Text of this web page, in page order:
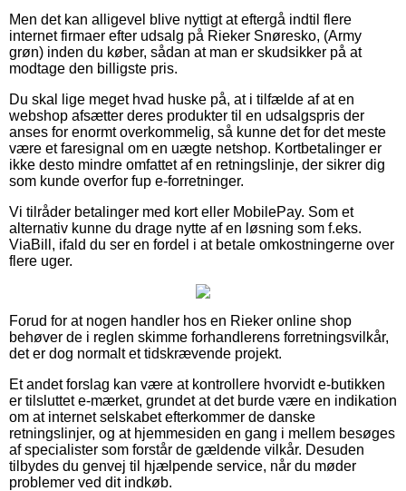
Men det kan alligevel blive nyttigt at eftergå indtil flere
internet firmaer efter udsalg på Rieker Snøresko, (Army
grøn) inden du køber, sådan at man er skudsikker på at
modtage den billigste pris.
Du skal lige meget hvad huske på, at i tilfælde af at en
webshop afsætter deres produkter til en udsalgspris der
anses for enormt overkommelig, så kunne det for det meste
være et faresignal om en uægte netshop. Kortbetalinger er
ikke desto mindre omfattet af en retningslinje, der sikrer dig
som kunde overfor fup e-forretninger.
Vi tilråder betalinger med kort eller MobilePay. Som et
alternativ kunne du drage nytte af en løsning som f.eks.
ViaBill, ifald du ser en fordel i at betale omkostningerne over
flere uger.
Forud for at nogen handler hos en Rieker online shop
behøver de i reglen skimme forhandlerens forretningsvilkår,
det er dog normalt et tidskrævende projekt.
Et andet forslag kan være at kontrollere hvorvidt e-butikken
er tilsluttet e-mærket, grundet at det burde være en indikation
om at internet selskabet efterkommer de danske
retningslinjer, og at hjemmesiden en gang i mellem besøges
af specialister som forstår de gældende vilkår. Desuden
tilbydes du genvej til hjælpende service, når du møder
problemer ved dit indkøb.